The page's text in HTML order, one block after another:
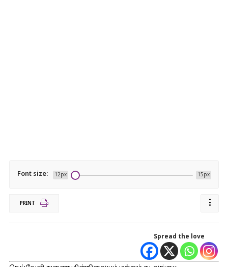
Font size: 12px 15px
PRINT
Spread the love